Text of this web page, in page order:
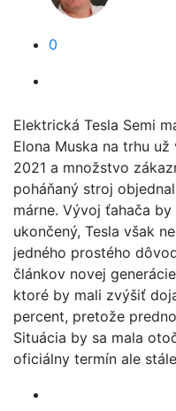
0
Elektrická Tesla Semi
Elona Muska na trhu
2021 a množstvo
poháňaný stroj
márne. Vývoj ťahača
ukončený, Tesla však
jedného prostého
článkov novej
ktoré by mali zvýšiť
percent, pretože
Situácia by sa mala
oficiálny termín ale